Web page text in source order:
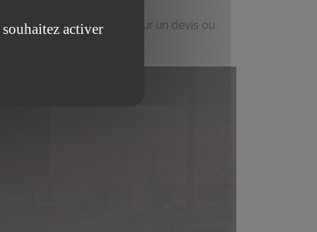
.Contactez-nous pour un devis ou
activer